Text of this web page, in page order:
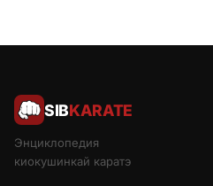
Экипировка
SIBKARATE
Энциклопедия
киокушинкай каратэ